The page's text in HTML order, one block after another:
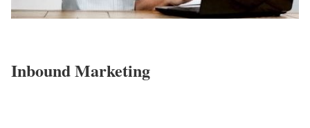
Inbound Marketing